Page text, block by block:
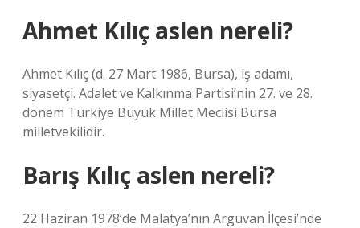
Ahmet Kılıç aslen nereli?
Ahmet Kılıç (d. 27 Mart 1986, Bursa), iş adamı,
siyasetçi. Adalet ve Kalkınma Partisi’nin 27. ve 28.
dönem Türkiye Büyük Millet Meclisi Bursa
milletvekilidir.
Barış Kılıç aslen nereli?
22 Haziran 1978’de Malatya’nın Arguvan İlçesi’nde